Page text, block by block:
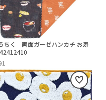
ちく 両面ガーゼハンカチ お寿